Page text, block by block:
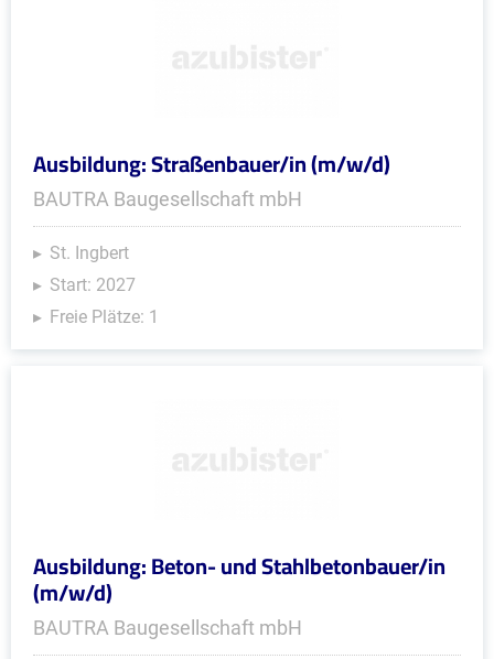
Ausbildung: Straßenbauer/in (m/w/d)
BAUTRA Baugesellschaft mbH
St. Ingbert
Start: 2027
Freie Plätze: 1
Ausbildung: Beton- und Stahlbetonbauer/in
(m/w/d)
BAUTRA Baugesellschaft mbH